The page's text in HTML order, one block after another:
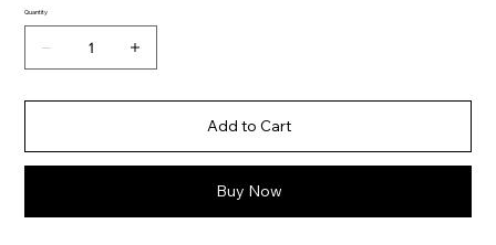
Quantity
Add to Cart
Buy Now